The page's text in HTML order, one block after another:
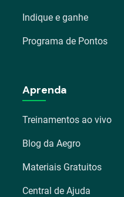
Indique e ganhe
Programa de Pontos
Aprenda
Treinamentos ao vivo
Blog da Aegro
Materiais Gratuitos
Central de Ajuda